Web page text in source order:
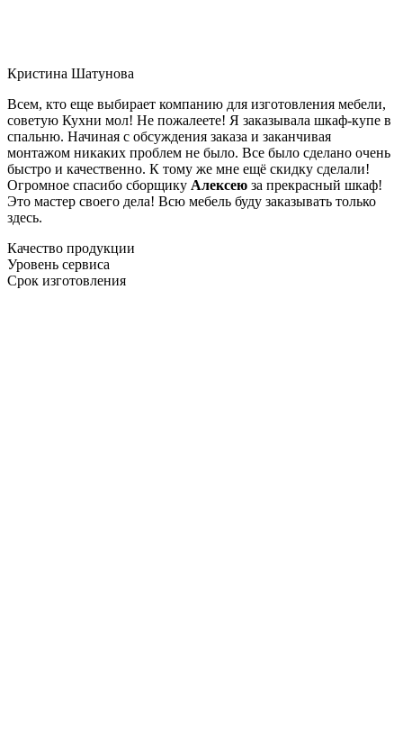
Кристина Шатунова
Всем, кто еще выбирает компанию для изготовления мебели,
советую Кухни мол! Не пожалеете! Я заказывала шкаф-купе в
спальню. Начиная с обсуждения заказа и заканчивая
монтажом никаких проблем не было. Все было сделано очень
быстро и качественно. К тому же мне ещё скидку сделали!
Огромное спасибо сборщику Алексею за прекрасный шкаф!
Это мастер своего дела! Всю мебель буду заказывать только
здесь.
Качество продукции
Уровень сервиса
Срок изготовления